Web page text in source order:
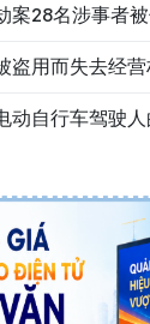
案28名涉事者
盗用而失去经营
动自行车驾驶